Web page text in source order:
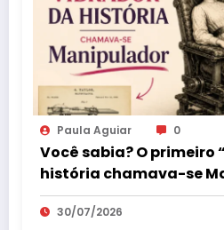
Paula Aguiar 0
Você sabia? O primeiro
história chamava-se
30/07/2026